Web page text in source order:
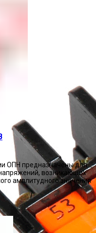
ОПН предназначены для
возникающих
амплитудного значения